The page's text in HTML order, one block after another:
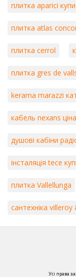
плитка aparici
плитка atlas
плитка cerrol
плитка gres de
kerama marazzi
кабель nexans ціна
душові кабіни
інсталяція tece
плитка Vallellunga
сантехніка villeroy
Усі права